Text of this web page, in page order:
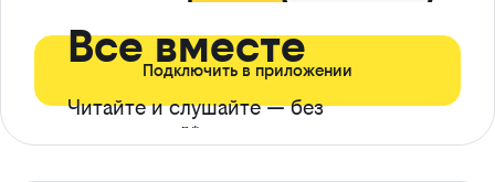
Все вместе
Читайте и слушайте — без
ограничений*
Подключить в приложении